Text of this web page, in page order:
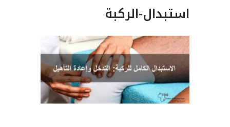
استبدال-الركبة